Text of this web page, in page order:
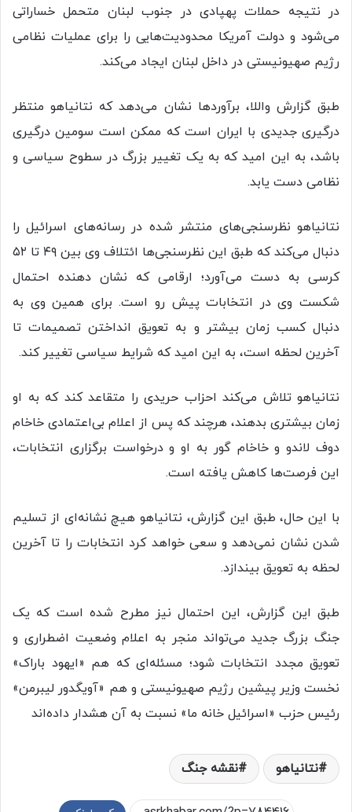
در نتیجه حملات پهپادی در جنوب لبنان متحمل خساراتی
می‌شود و دولت آمریکا محدودیت‌هایی را برای عملیات نظامی
رژیم صهیونیستی در داخل لبنان ایجاد می‌کند.
طبق گزارش واللا، برآوردها نشان می‌دهد که نتانیاهو منتظر
درگیری جدیدی با ایران است که ممکن است سومین درگیری
باشد، به این امید که به یک تغییر بزرگ در سطوح سیاسی و
نظامی دست یابد.
نتانیاهو نظرسنجی‌های منتشر شده در رسانه‌های اسرائیل را
دنبال می‌کند که طبق این نظرسنجی‌ها ائتلاف وی بین ۴۹ تا ۵۲
کرسی به دست می‌آورد؛ ارقامی که نشان دهنده احتمال
شکست وی در انتخابات پیش رو است. برای همین وی به
دنبال کسب زمان بیشتر و به تعویق انداختن تصمیمات تا
آخرین لحظه است، به این امید که شرایط سیاسی تغییر کند.
نتانیاهو تلاش می‌کند احزاب حریدی را متقاعد کند که به او
زمان بیشتری بدهند، هرچند که پس از اعلام بی‌اعتمادی خاخام
دوف لاندو و خاخام گور به او و درخواست برگزاری انتخابات،
این فرصت‌ها کاهش یافته است.
با این حال، طبق این گزارش، نتانیاهو هیچ نشانه‌ای از تسلیم
شدن نشان نمی‌دهد و سعی خواهد کرد انتخابات را تا آخرین
لحظه به تعویق بیندازد.
طبق این گزارش، این احتمال نیز مطرح شده است که یک
جنگ بزرگ جدید می‌تواند منجر به اعلام وضعیت اضطراری و
تعویق مجدد انتخابات شود؛ مسئله‌ای که هم «ایهود باراک»
نخست وزیر پیشین رژیم صهیونیستی و هم «آویگدور لیبرمن»
رئیس حزب «اسرائیل خانه ما» نسبت به آن هشدار داده‌اند
نتانیاهو نقشه جنگ